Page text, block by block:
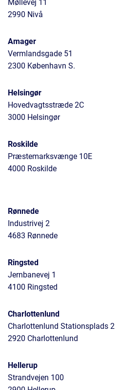
Møllevej 11
2990 Nivå
Amager
Vermlandsgade 51
2300 København S.
Helsingør
Hovedvagtsstræde 2C
3000 Helsingør
Roskilde
Præstemarksvænge 10E
4000 Roskilde
Rønnede
Industrivej 2
4683 Rønnede
Ringsted
Jernbanevej 1
4100 Ringsted
Charlottenlund
Charlottenlund Stationsplads 2
2920 Charlottenlund
Hellerup
Strandvejen 100